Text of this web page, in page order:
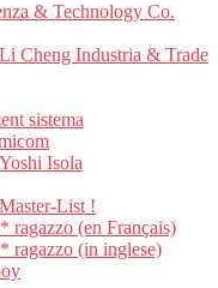
& Technology Co.
Cheng Industria & Trade
sistema
Isola
List !
ragazzo (en Français)
ragazzo (in inglese)